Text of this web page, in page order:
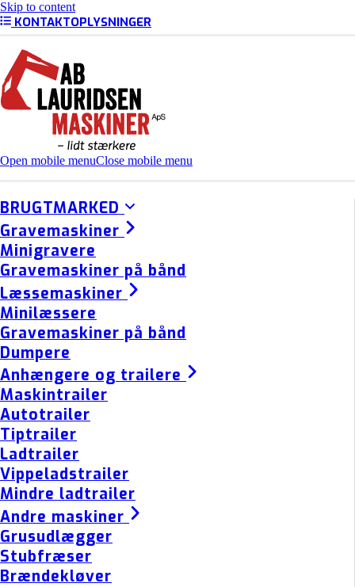
Skip to content
KONTAKTOPLYSNINGER
Open mobile menuClose mobile menu
BRUGTMARKED
Gravemaskiner
Minigravere
Gravemaskiner på bånd
Læssemaskiner
Minilæssere
Gravemaskiner på bånd
Dumpere
Anhængere og trailere
Maskintrailer
Autotrailer
Tiptrailer
Ladtrailer
Vippeladstrailer
Mindre ladtrailer
Andre maskiner
Grusudlægger
Stubfræser
Brændekløver